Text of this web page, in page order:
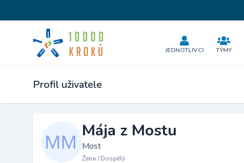
JEDNOTLIVCI TÝMY
Profil uživatele
Mája z Mostu
Most
Žena / Dospělý